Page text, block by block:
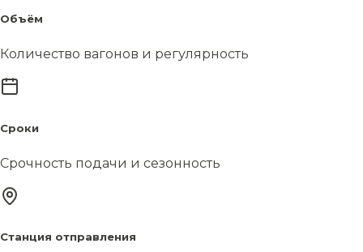
Объём
Количество вагонов и регулярность
Сроки
Срочность подачи и сезонность
Станция отправления